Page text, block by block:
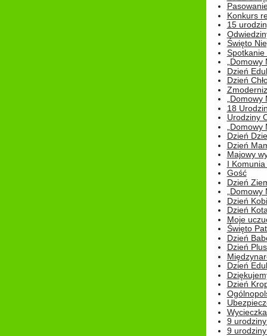
Konkurs
15
Święto
Spotkanie
Dzień
Dzień
18
Urodziny
Dzień
Dzień
Majowy
I
Gość
Dzień
Dzień
Dzień
Moje
Święto
Dzień
Dzień
Dzień
Dzień
9
9